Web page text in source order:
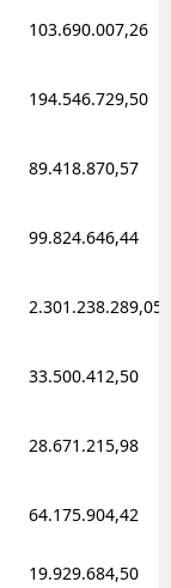
103.690.007,26
194.546.729,50
89.418.870,57
99.824.646,44
2.301.238.289,05
33.500.412,50
28.671.215,98
64.175.904,42
19.929.684,50